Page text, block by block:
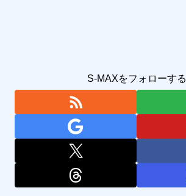
S-MAXをフォローする